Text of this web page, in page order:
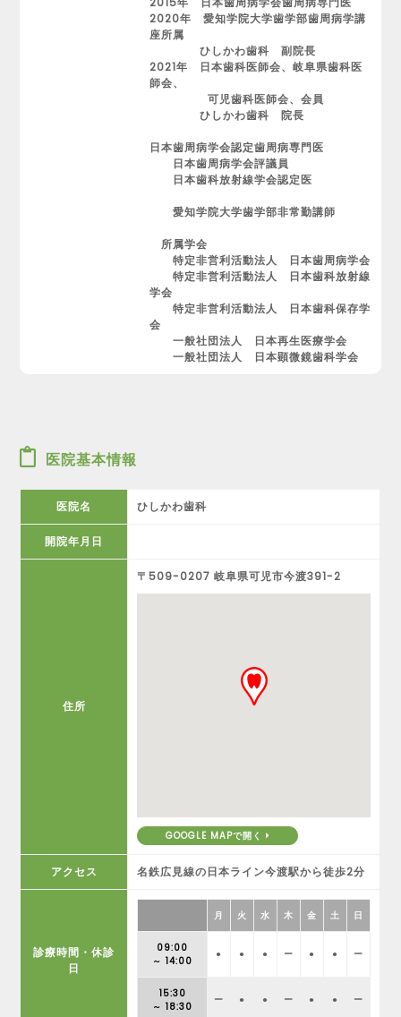
2020年 愛知学院大学歯学部歯周病学講
座所属
ひしかわ歯科 副院長
2021年 日本歯科医師会、岐阜県歯科医
師会、
可児歯科医師会、会員
ひしかわ歯科 院長
日本歯周病学会認定歯周病専門医
日本歯周病学会評議員
日本歯科放射線学会認定医
愛知学院大学歯学部非常勤講師
所属学会
特定非営利活動法人 日本歯周病学会
特定非営利活動法人 日本歯科放射線
学会
特定非営利活動法人 日本歯科保存学
会
一般社団法人 日本再生医療学会
​ 一般社団法人 日本顕微鏡歯科学会
医院基本情報
医院名 ひしかわ歯科
開院年月日
住所
〒509-0207 岐阜県可児市今渡391-2
GOOGLE MAPで開く
アクセス 名鉄広見線の日本ライン今渡駅から徒歩2分
診療時間・休診
日
月 火 水 木 金 土 日
09:00
～ 14:00
● ● ● ー ● ● ー
15:30
～ 18:30
ー ● ● ー ● ● ー